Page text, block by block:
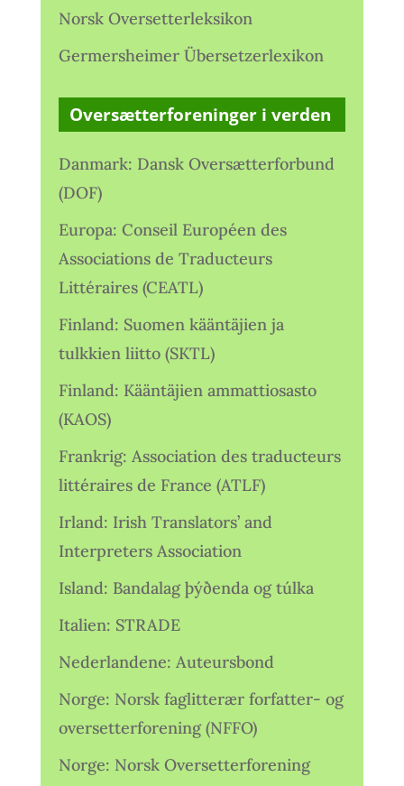
Norsk Oversetterleksikon
Germersheimer Übersetzerlexikon
Oversætterforeninger i verden
Danmark: Dansk Oversætterforbund
(DOF)
Europa: Conseil Européen des
Associations de Traducteurs
Littéraires (CEATL)
Finland: Suomen kääntäjien ja
tulkkien liitto (SKTL)
Finland: Kääntäjien ammattiosasto
(KAOS)
Frankrig: Association des traducteurs
littéraires de France (ATLF)
Irland: Irish Translators’ and
Interpreters Association
Island: Bandalag þýðenda og túlka
Italien: STRADE
Nederlandene: Auteursbond
Norge: Norsk faglitterær forfatter- og
oversetterforening (NFFO)
Norge: Norsk Oversetterforening